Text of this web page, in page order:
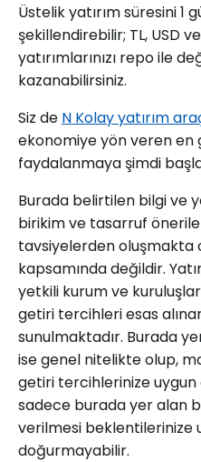
Üstelik yatırım süresini
şekillendirebilir; TL, USD
yatırımlarınızı repo ile
kazanabilirsiniz.
Siz de N Kolay yatırım
ekonomiye yön veren en
faydalanmaya şimdi
Burada belirtilen bilgi ve
birikim ve tasarruf
tavsiyelerden oluşmakta
kapsamında değildir.
yetkili kurum ve
getiri tercihleri esas
sunulmaktadır. Burada
ise genel nitelikte olup,
getiri tercihlerinize uygun
sadece burada yer alan
verilmesi beklentilerinize
doğurmayabilir.